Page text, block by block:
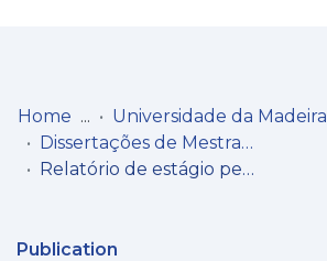
Communities
Home
Universidade da Madeira
Dissertações de Mestrado
Relatório de estágio pedagógico em educação física realizado na Escola Básica dos 2.º e 3.º Ciclos Dr. Eduardo Brazão de Castro
Publication